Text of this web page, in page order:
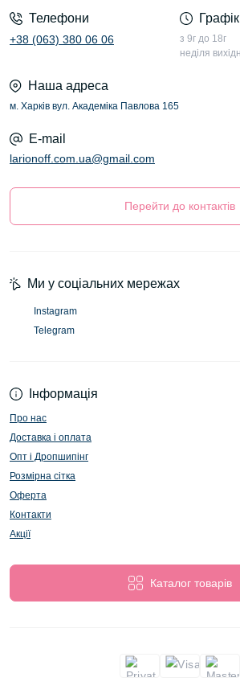
Телефони
+38 (063) 380 06 06
з 9г до 18г
неділя
Наша адреса
м. Харків вул. Академіка Павлова 165
E-mail
larionoff.com.ua@gmail.com
Перейти до контактів
Інформація
Про нас
Доставка і оплата
Опт і Дропшипінг
Розмірна сітка
Оферта
Контакти
Акції
Каталог товарів
Ми у соціальних мережах
Instagram
Telegram